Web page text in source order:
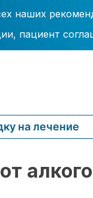
наших
пациент
на лечение